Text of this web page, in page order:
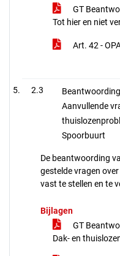
GT
Tot hier en niet
Art. 42 -
2.3
Aanvullende
Spoorbuurt
De beantwoording
gestelde vragen
vast te stellen en te
Bijlagen
GT
Dak- en